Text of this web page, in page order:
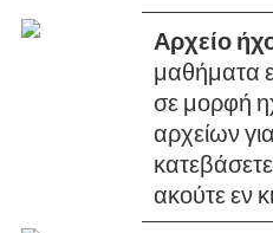
Αρχείο
μαθήματα
σε μορφή
αρχείων
ακούτε εν